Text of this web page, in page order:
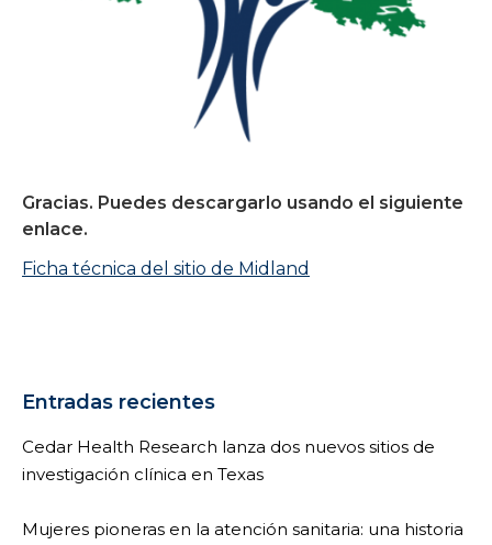
Gracias. Puedes descargarlo usando el siguiente
enlace.
Ficha técnica del sitio de Midland
Entradas recientes
Cedar Health Research lanza dos nuevos sitios de
investigación clínica en Texas
Mujeres pioneras en la atención sanitaria: una historia